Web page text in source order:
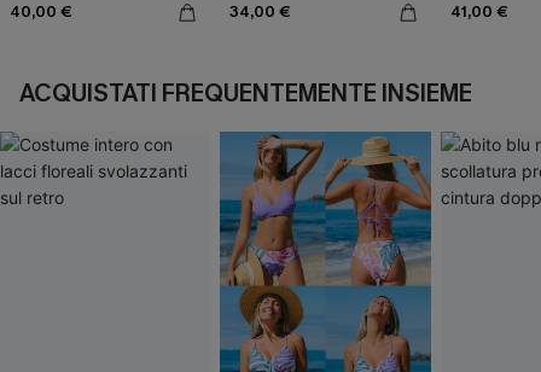
40,00 € 34,00 € 41,00 €
ACQUISTATI FREQUENTEMENTE INSIEME